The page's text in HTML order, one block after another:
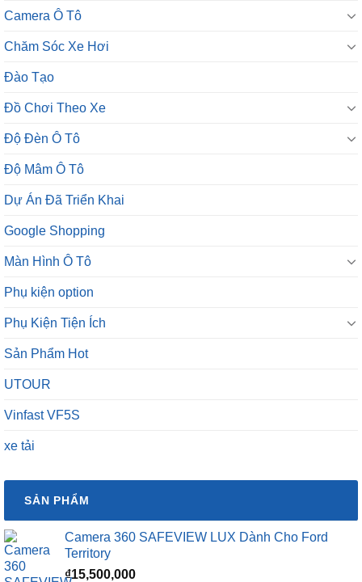
Camera Ô Tô
Chăm Sóc Xe Hơi
Đào Tạo
Đồ Chơi Theo Xe
Độ Đèn Ô Tô
Độ Mâm Ô Tô
Dự Án Đã Triển Khai
Google Shopping
Màn Hình Ô Tô
Phụ kiện option
Phụ Kiện Tiện Ích
Sản Phẩm Hot
UTOUR
Vinfast VF5S
xe tải
SẢN PHẨM
Camera 360 SAFEVIEW LUX Dành Cho Ford
Territory
₫15,500,000